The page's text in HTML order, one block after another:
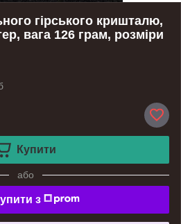
гірського кришталю,
вага 126 грам, розміри
Купити
або
з